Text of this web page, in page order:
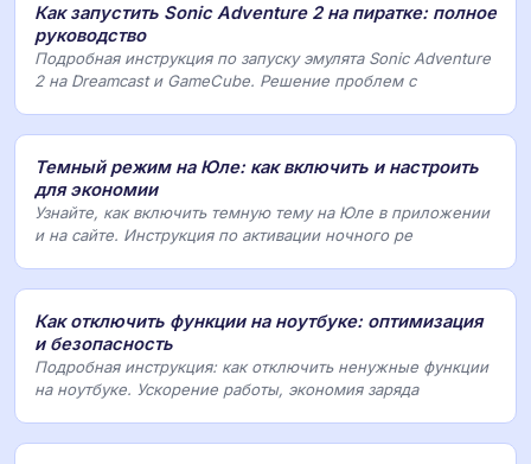
Как запустить Sonic Adventure 2 на пиратке: полное
руководство
Подробная инструкция по запуску эмулята Sonic Adventure
2 на Dreamcast и GameCube. Решение проблем с
Темный режим на Юле: как включить и настроить
для экономии
Узнайте, как включить темную тему на Юле в приложении
и на сайте. Инструкция по активации ночного ре
Как отключить функции на ноутбуке: оптимизация
и безопасность
Подробная инструкция: как отключить ненужные функции
на ноутбуке. Ускорение работы, экономия заряда